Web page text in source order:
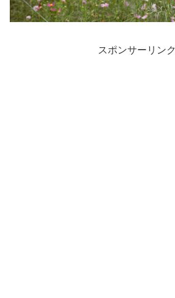
スポンサーリンク